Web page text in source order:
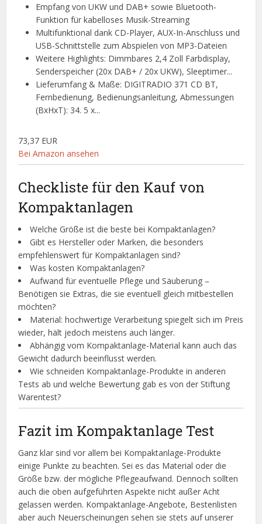
Empfang von UKW und DAB+ sowie Bluetooth-
Funktion für kabelloses Musik-Streaming
Multifunktional dank CD-Player, AUX-In-Anschluss und
USB-Schnittstelle zum Abspielen von MP3-Dateien
Weitere Highlights: Dimmbares 2,4 Zoll Farbdisplay,
Senderspeicher (20x DAB+ / 20x UKW), Sleeptimer...
Lieferumfang & Maße: DIGITRADIO 371 CD BT,
Fernbedienung, Bedienungsanleitung, Abmessungen
(BxHxT): 34. 5 x...
73,37 EUR
Bei Amazon ansehen
Checkliste für den Kauf von
Kompaktanlagen
Welche Größe ist die beste bei Kompaktanlagen?
Gibt es Hersteller oder Marken, die besonders
empfehlenswert für Kompaktanlagen sind?
Was kosten Kompaktanlagen?
Aufwand für eventuelle Pflege und Säuberung –
Benötigen sie Extras, die sie eventuell gleich mitbestellen
möchten?
Material: hochwertige Verarbeitung spiegelt sich im Preis
wieder, hält jedoch meistens auch länger.
Abhängig vom Kompaktanlage-Material kann auch das
Gewicht dadurch beeinflusst werden.
Wie schneiden Kompaktanlage-Produkte in anderen
Tests ab und welche Bewertung gab es von der Stiftung
Warentest?
Fazit im Kompaktanlage Test
Ganz klar sind vor allem bei Kompaktanlage-Produkte
einige Punkte zu beachten. Sei es das Material oder die
Größe bzw. der mögliche Pflegeaufwand. Dennoch sollten
auch die oben aufgeführten Aspekte nicht außer Acht
gelassen werden. Kompaktanlage-Angebote, Bestenlisten
aber auch Neuerscheinungen sehen sie stets auf unserer